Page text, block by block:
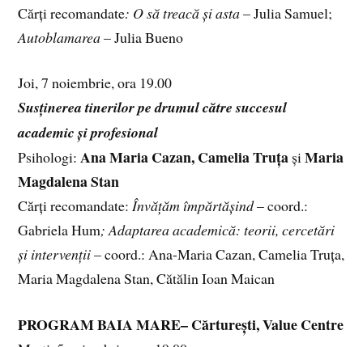
Cărți recomandate: O să treacă și asta– Julia Samuel;
Autoblamarea– Julia Bueno
Joi, 7 noiembrie, ora 19.00
Susținerea tinerilor pe drumul către succesul
academic și profesional
Psihologi:Ana Maria Cazan, Camelia Truța șiMaria
Magdalena Stan
Cărți recomandate:Învățăm împărtășind– coord.:
Gabriela Hum; Adaptarea academică: teorii, cercetări
și intervenții– coord.: Ana-Maria Cazan, Camelia Truța,
Maria Magdalena Stan, Cătălin Ioan Maican
PROGRAM BAIA MARE– Cărturești, Value Centre